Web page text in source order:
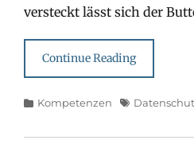
versteckt lässt sich der
Continue Reading
Categories
Kompetenzen Tags